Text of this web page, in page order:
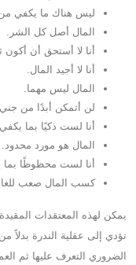
ليس هناك ما يكفي من
المال أصل كل الشر.
أنا لا أستحق أن أكون
أنا لا أجيد المال.
المال ليس مهما.
لن أتمكن أبدًا من جني
أنا لست ذكيًا بما
المال هو مورد محدود.
أنا لست محظوظًا
كسب المال صعب
يمكن لهذه المعتقدات
تؤدي إلى عقلية الندرة بدلاً
الضروري التعرف عليها ثم